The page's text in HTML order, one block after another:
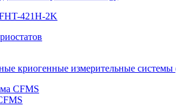
421H-2K
криогенные измерительные
CFMS